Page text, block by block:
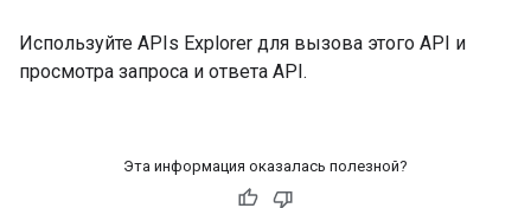
Используйте APIs Explorer для вызова этого API и
просмотра запроса и ответа API.
Эта информация оказалась полезной?